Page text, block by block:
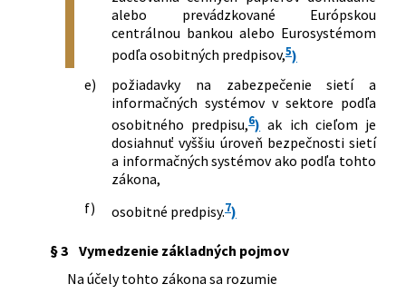
alebo prevádzkované Európskou
centrálnou bankou alebo Eurosystémom
podľa osobitných predpisov,5)
e)
požiadavky na zabezpečenie sietí a
informačných systémov v sektore podľa
osobitného predpisu,6) ak ich cieľom je
dosiahnuť vyššiu úroveň bezpečnosti sietí
a informačných systémov ako podľa tohto
zákona,
f)
osobitné predpisy.7)
§ 3 Vymedzenie základných pojmov
Na účely tohto zákona sa rozumie